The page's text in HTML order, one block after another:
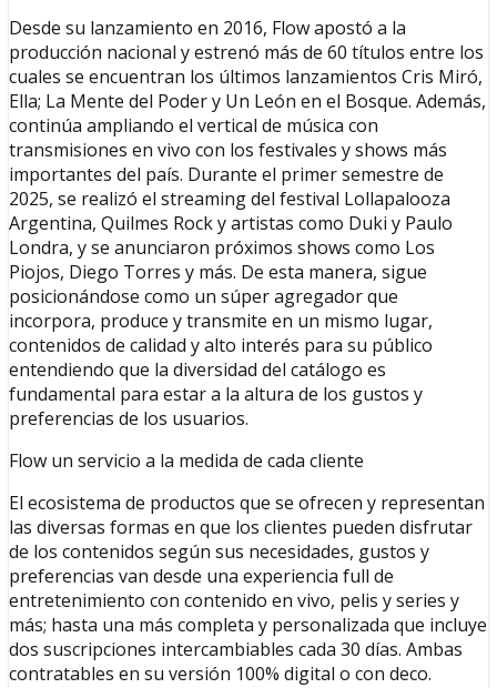
Desde su lanzamiento en 2016, Flow apostó a la
producción nacional y estrenó más de 60 títulos entre los
cuales se encuentran los últimos lanzamientos Cris Miró,
Ella; La Mente del Poder y Un León en el Bosque. Además,
continúa ampliando el vertical de música con
transmisiones en vivo con los festivales y shows más
importantes del país. Durante el primer semestre de
2025, se realizó el streaming del festival Lollapalooza
Argentina, Quilmes Rock y artistas como Duki y Paulo
Londra, y se anunciaron próximos shows como Los
Piojos, Diego Torres y más. De esta manera, sigue
posicionándose como un súper agregador que
incorpora, produce y transmite en un mismo lugar,
contenidos de calidad y alto interés para su público
entendiendo que la diversidad del catálogo es
fundamental para estar a la altura de los gustos y
preferencias de los usuarios.
Flow un servicio a la medida de cada cliente
El ecosistema de productos que se ofrecen y representan
las diversas formas en que los clientes pueden disfrutar
de los contenidos según sus necesidades, gustos y
preferencias van desde una experiencia full de
entretenimiento con contenido en vivo, pelis y series y
más; hasta una más completa y personalizada que incluye
dos suscripciones intercambiables cada 30 días. Ambas
contratables en su versión 100% digital o con deco.